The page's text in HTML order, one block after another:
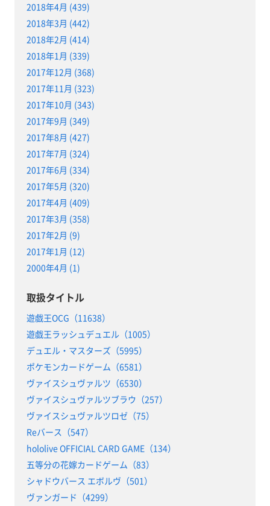
2018年4月 (439)
2018年3月 (442)
2018年2月 (414)
2018年1月 (339)
2017年12月 (368)
2017年11月 (323)
2017年10月 (343)
2017年9月 (349)
2017年8月 (427)
2017年7月 (324)
2017年6月 (334)
2017年5月 (320)
2017年4月 (409)
2017年3月 (358)
2017年2月 (9)
2017年1月 (12)
2000年4月 (1)
取扱タイトル
遊戯王OCG（11638）
遊戯王ラッシュデュエル（1005）
デュエル・マスターズ（5995）
ポケモンカードゲーム（6581）
ヴァイスシュヴァルツ（6530）
ヴァイスシュヴァルツブラウ（257）
ヴァイスシュヴァルツロゼ（75）
Reバース（547）
hololive OFFICIAL CARD GAME（134）
五等分の花嫁カードゲーム（83）
シャドウバース エボルヴ（501）
ヴァンガード（4299）